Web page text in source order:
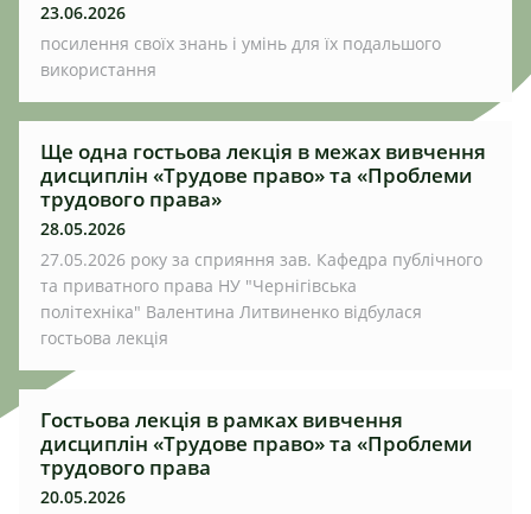
23.06.2026
посилення своїх знань і умінь для їх подальшого
використання
Ще одна гостьова лекція в межах вивчення
дисциплін «Трудове право» та «Проблеми
трудового права»
28.05.2026
27.05.2026 року за сприяння зав. Кафедра публічного
та приватного права НУ "Чернігівська
політехніка" Валентина Литвиненко відбулася
гостьова лекція
Гостьова лекція в рамках вивчення
дисциплін «Трудове право» та «Проблеми
трудового права
20.05.2026